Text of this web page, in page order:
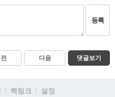
등록
다음 댓글보기
퀵링크
설정